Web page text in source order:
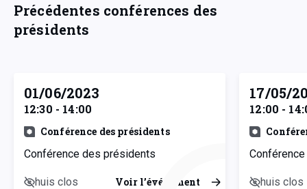
Précédentes conférences des
présidents
01/06/2023
12:30 - 14:00
Conférence des présidents
Conférence des présidents
huis clos Voir l’événement
17/05/
12:00 -
huis clos